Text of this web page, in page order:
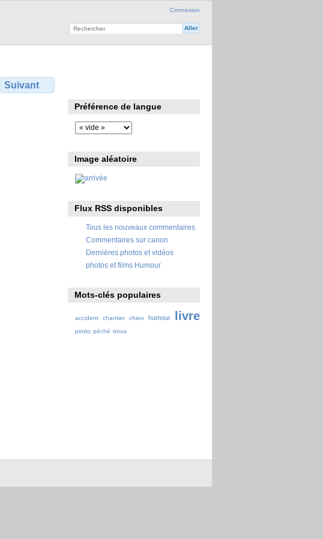
Connexion
Suivant
Préférence de langue
Image aléatoire
Flux RSS disponibles
Tous les nouveaux commentaires
Commentaires sur canon
Dernières photos et vidéos
photos et films Humour
Mots-clés populaires
accident chantier chien humour livre
pindo péché trous